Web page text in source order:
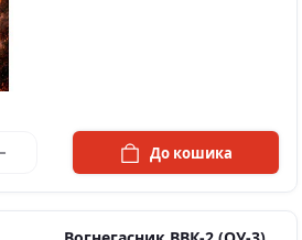
До кошика